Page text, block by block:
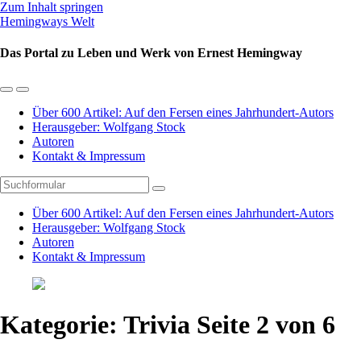
Zum Inhalt springen
Hemingways Welt
Das Portal zu Leben und Werk von Ernest Hemingway
Mobil-
umschalten
Suchfeld
umschalten
Über 600 Artikel: Auf den Fersen eines Jahrhundert-Autors
Herausgeber: Wolfgang Stock
Autoren
Kontakt & Impressum
Suchen
Über 600 Artikel: Auf den Fersen eines Jahrhundert-Autors
Herausgeber: Wolfgang Stock
Autoren
Kontakt & Impressum
Kategorie: Trivia Seite 2 von 6